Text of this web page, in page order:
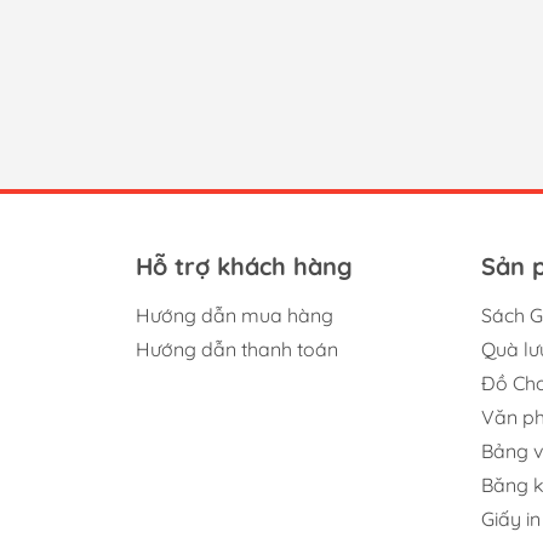
Hỗ trợ khách hàng
Hướng dẫn mua hàng
Hướng dẫn thanh toán
Sản
Sách
Quà
Đồ
Văn
Bảng
Băng
Giấy in